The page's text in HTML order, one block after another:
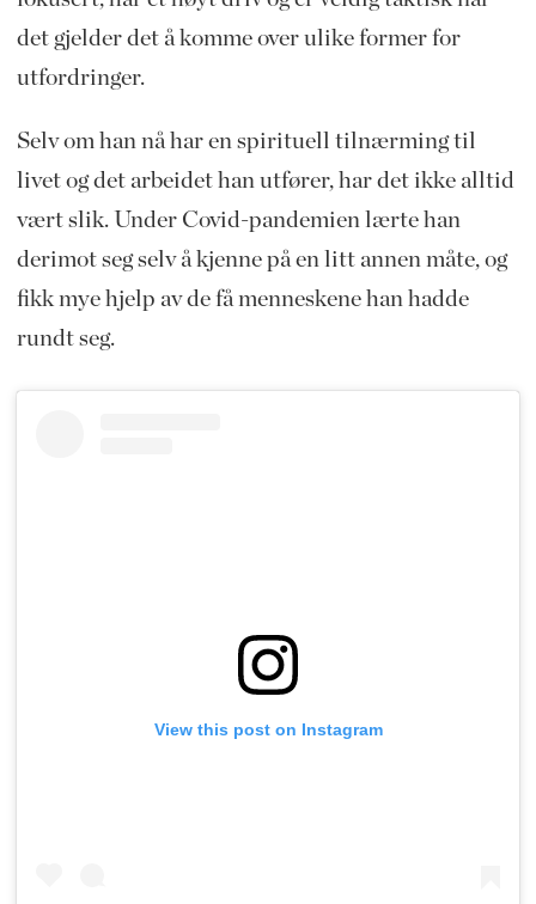
det gjelder det å komme over ulike former for
utfordringer.
Selv om han nå har en spirituell tilnærming til
livet og det arbeidet han utfører, har det ikke alltid
vært slik. Under Covid-pandemien lærte han
derimot seg selv å kjenne på en litt annen måte, og
fikk mye hjelp av de få menneskene han hadde
rundt seg.
View this post on Instagram